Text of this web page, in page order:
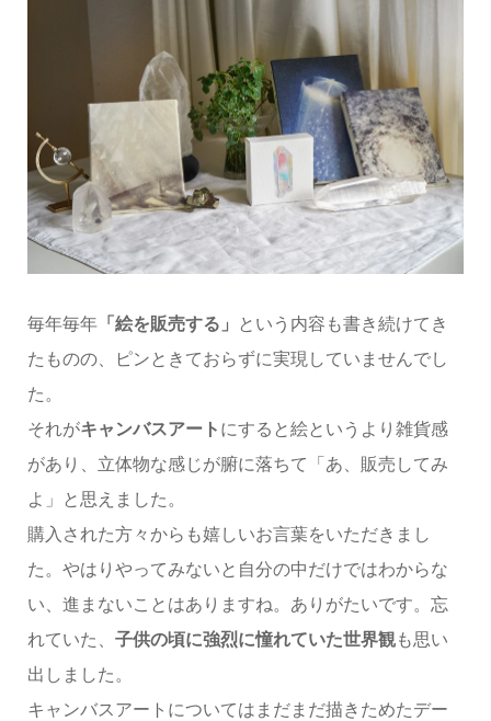
毎年毎年「絵を販売する」
という内容も書き続けてき
たものの、ピンときておらずに実現していませんでし
た。
それがキャンバスアート にすると絵というより雑貨感
があり、立体物な感じが腑に落ちて「あ、販売してみ
よ」と思えました。
購入された方々からも嬉しいお言葉をいただきまし
た。やはりやってみないと自分の中だけではわからな
い、進まないことはありますね。ありがたいです。忘
れていた、 子供の頃に強烈に憧れていた世界観も思い
出しました。
キャンバスアートについてはまだまだ描きためたデー